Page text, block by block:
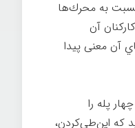
نسبت به محرك‌ها
آن
آن معنی پيدا
پله را
كه اين‌طی‌كردن،